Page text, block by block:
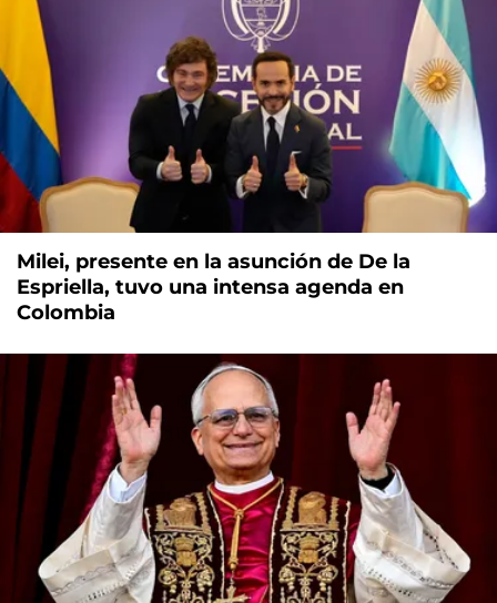
Milei, presente en la asunción de De la
Espriella, tuvo una intensa agenda en
Colombia